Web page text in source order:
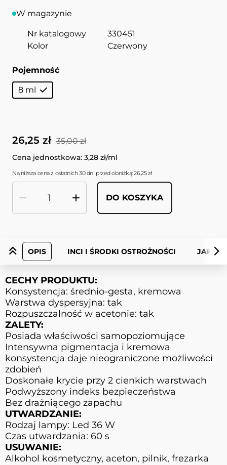
W magazynie
Nr katalogowy
330451
Kolor
Czerwony
Pojemność
8 ml
35,00 zł
26,25 zł
Cena jednostkowa: 3,28 zł/ml
Najniższa cena z ostatnich 30 dni przed obniżką: 26,25 zł
DO KOSZYKA
OPIS INCI I ŚRODKI OSTROŻNOŚCI JAK
CECHY PRODUKTU:
Konsystencja: średnio-gesta, kremowa
Warstwa dyspersyjna: tak
Rozpuszczalność w acetonie: tak
ZALETY:
Posiada właściwości samopoziomujące
Intensywna pigmentacja i kremowa
konsystencja daje nieograniczone możliwości
zdobień
Doskonałe krycie przy 2 cienkich warstwach
Podwyższony indeks bezpieczeństwa
Bez drażniącego zapachu
UTWARDZANIE:
Rodzaj lampy: Led 36 W
Czas utwardzania: 60 s
USUWANIE:
Alkohol kosmetyczny, aceton, pilnik, frezarka